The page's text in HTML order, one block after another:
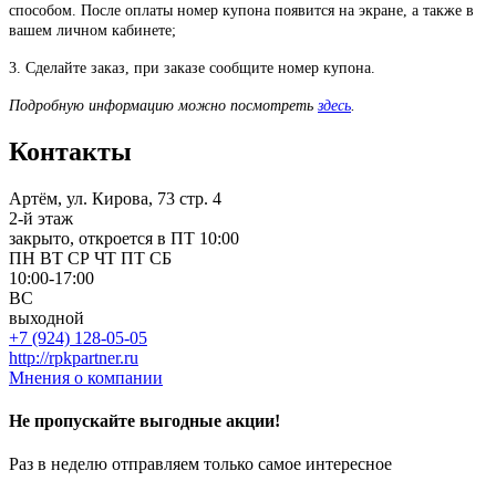
способом. После оплаты номер купона появится на экране, а также в
вашем личном кабинете;
3. Сделайте заказ, при заказе сообщите номер купона.
Подробную информацию можно посмотреть здесь
Контакты
Артём, ул. Кирова, 73 стр. 4
2-й этаж
закрыто, откроется в ПТ 10:00
ПН ВТ СР ЧТ ПТ СБ
10:00-17:00
ВС
выходной
+7 (924) 128-05-05
http://rpkpartner.ru
Мнения о компании
Не пропускайте выгодные акции!
Раз в неделю отправляем только самое интересное